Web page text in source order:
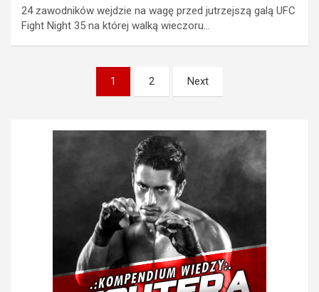
24 zawodników wejdzie na wagę przed jutrzejszą galą UFC
Fight Night 35 na której walką wieczoru…
Stronicowanie
1 2 Next